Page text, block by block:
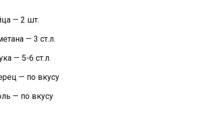
— 2 шт.
— 3 ст.л.
— 5-6 ст.л.
— по вкусу
— по вкусу